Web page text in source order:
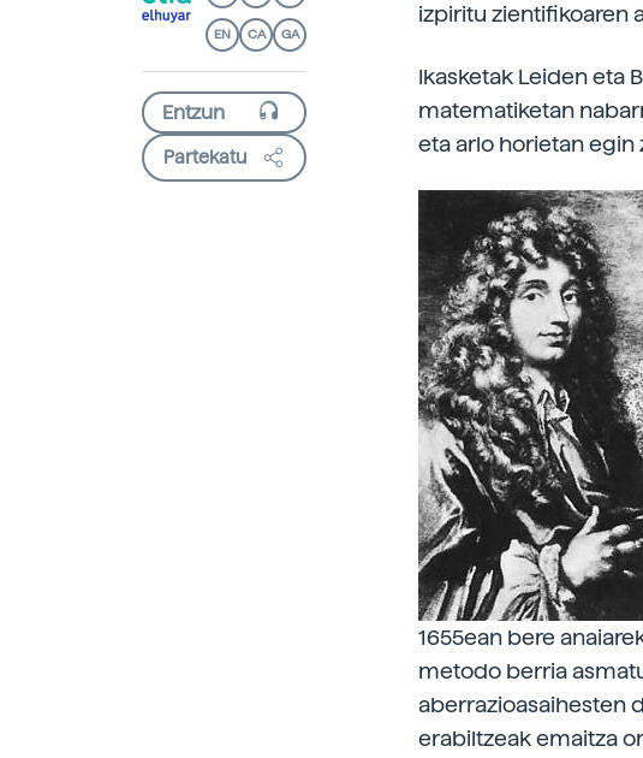
EN CA GA
Partekatu
izpiritu zientifikoaren
Ikasketak Leiden eta
matematiketan
eta arlo horietan
1655ean bere
metodo berria
aberrazioasaihesten
erabiltzeak emaitza